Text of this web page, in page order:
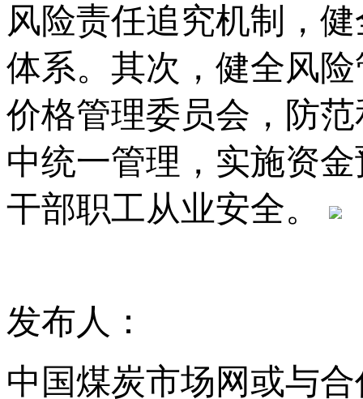
风险责任追究机制，
体系。其次，健全风
价格管理委员会，防
中统一管理，实施资
干部职工从业安全。
发布人：
中国煤炭市场网或与